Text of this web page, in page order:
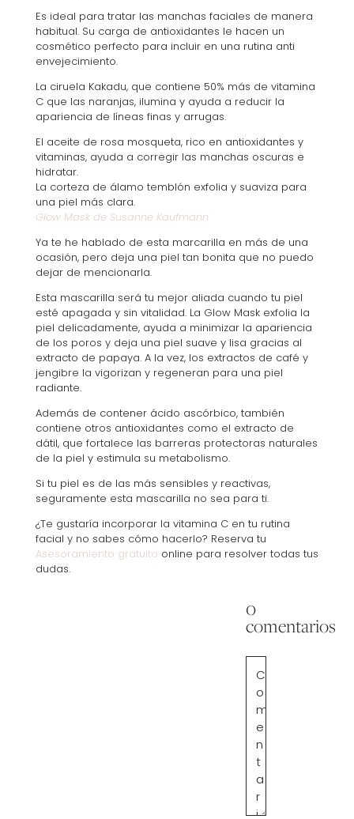
Es ideal para tratar las manchas faciales de manera
habitual. Su carga de antioxidantes le hacen un
cosmético perfecto para incluir en una rutina anti
envejecimiento.
La ciruela Kakadu, que contiene 50% más de vitamina
C que las naranjas, ilumina y ayuda a reducir la
apariencia de líneas finas y arrugas.
El aceite de rosa mosqueta, rico en antioxidantes y
vitaminas, ayuda a corregir las manchas oscuras e
hidratar.
La corteza de álamo temblón exfolia y suaviza para
una piel más clara.
Glow Mask de Susanne Kaufmann
Ya te he hablado de esta marcarilla en más de una
ocasión, pero deja una piel tan bonita que no puedo
dejar de mencionarla.
Esta mascarilla será tu mejor aliada cuando tu piel
esté apagada y sin vitalidad. La Glow Mask exfolia la
piel delicadamente, ayuda a minimizar la apariencia
de los poros y deja una piel suave y lisa gracias al
extracto de papaya. A la vez, los extractos de café y
jengibre la vigorizan y regeneran para una piel
radiante.
Además de contener ácido ascórbico, también
contiene otros antioxidantes como el extracto de
dátil, que fortalece las barreras protectoras naturales
de la piel y estimula su metabolismo.
Si tu piel es de las más sensibles y reactivas,
seguramente esta mascarilla no sea para ti.
¿Te gustaría incorporar la vitamina C en tu rutina
facial y no sabes cómo hacerlo? Reserva tu
Asesoramiento gratuito online para resolver todas tus
dudas.
0
comentarios